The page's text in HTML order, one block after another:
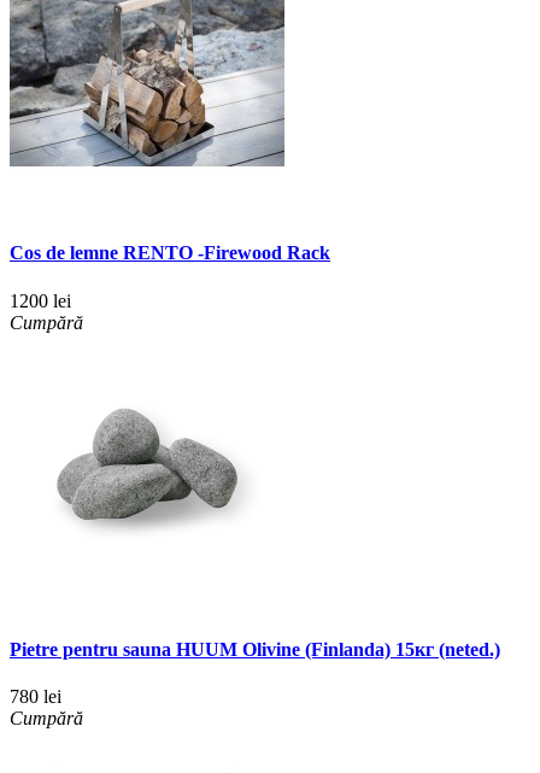
Cos de lemne RENTO -Firewood Rack
1200 lei
Cumpără
Pietre pentru sauna HUUM Olivine (Finlanda) 15кг (neted.)
780 lei
Cumpără